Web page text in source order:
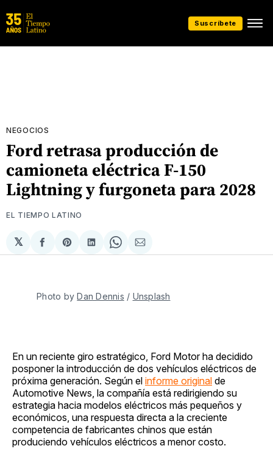
Suscríbete
NEGOCIOS
Ford retrasa producción de
camioneta eléctrica F-150
Lightning y furgoneta para 2028
EL TIEMPO LATINO
𝕏
Compartir
en
Share
on
Compartir
en
Share
on
Compartir
via
Photo by Dan Dennis / Unsplash
En un reciente giro estratégico, Ford Motor ha decidido
posponer la introducción de dos vehículos eléctricos de
próxima generación. Según el informe original de
Automotive News, la compañía está redirigiendo su
estrategia hacia modelos eléctricos más pequeños y
económicos, una respuesta directa a la creciente
competencia de fabricantes chinos que están
produciendo vehículos eléctricos a menor costo.